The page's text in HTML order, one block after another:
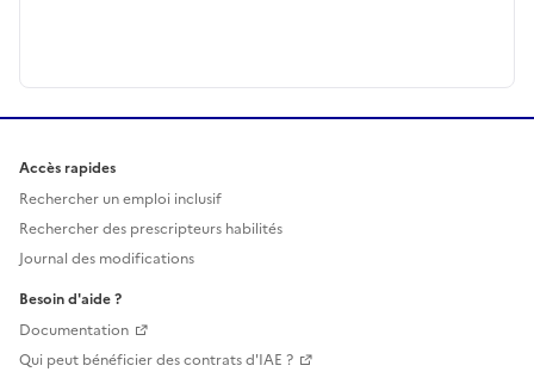
Accès rapides
Rechercher un emploi inclusif
Rechercher des prescripteurs habilités
Journal des modifications
Besoin d'aide ?
Documentation
Qui peut bénéficier des contrats d'IAE ?